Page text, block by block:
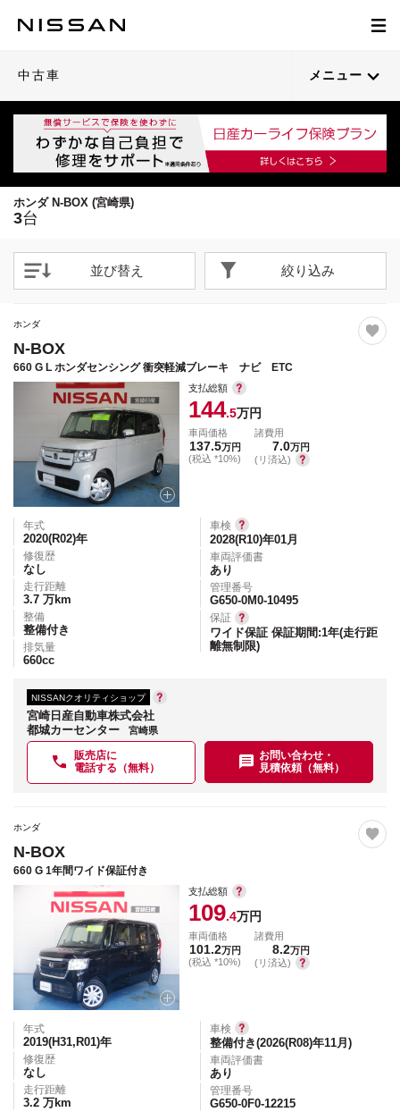
中古車 メニュー
ホンダ N-BOX (宮崎県)
3台
並び替え 絞り込み
37
閉じる
ホンダ
N-BOX
660 G L ホンダセンシング 衝突軽減ブレーキ ナビ ETC
支払総額
144.5万円
車両価格
137.5万円
(税込 *10%)
諸費用
7.0万円
(リ済込)
年式
2020(R02)年
修復歴
なし
走行距離
3.7 万km
整備
整備付き
排気量
660cc
車検
2028(R10)年01月
車両評価書
あり
管理番号
G650-0M0-10495
保証
ワイド保証 保証期間:1年(走行距
離無制限)
NISSANクオリティショップ
宮崎日産自動車株式会社
都城カーセンター
宮崎県
販売店に
電話する（無料）
お問い合わせ・
見積依頼（無料）
35
閉じる
ホンダ
N-BOX
660 G 1年間ワイド保証付き
支払総額
109.4万円
車両価格
101.2万円
(税込 *10%)
諸費用
8.2万円
(リ済込)
年式
2019(H31,R01)年
修復歴
なし
走行距離
3.2 万km
車検
整備付き(2026(R08)年11月)
車両評価書
あり
管理番号
G650-0F0-12215
40
閉じる